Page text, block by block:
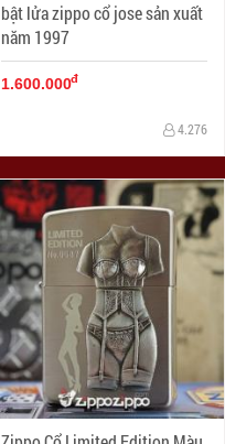
bật lửa zippo cổ jose sản xuất
năm 1997
1.600.000đ
4.276